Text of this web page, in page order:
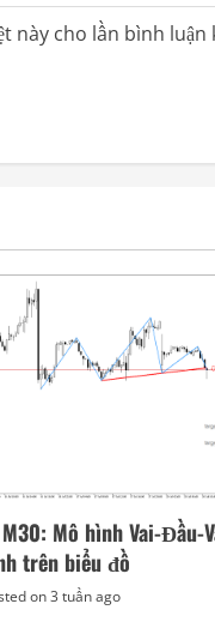
này cho lần bình luận
Mô hình Vai-Đầu-
trên biểu đồ
on 3 tuần ago